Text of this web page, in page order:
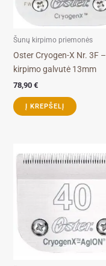
Šunų kirpimo priemonės
Oster Cryogen-X Nr. 3F –
kirpimo galvutė 13mm
78,90 €
Į KREPŠELĮ